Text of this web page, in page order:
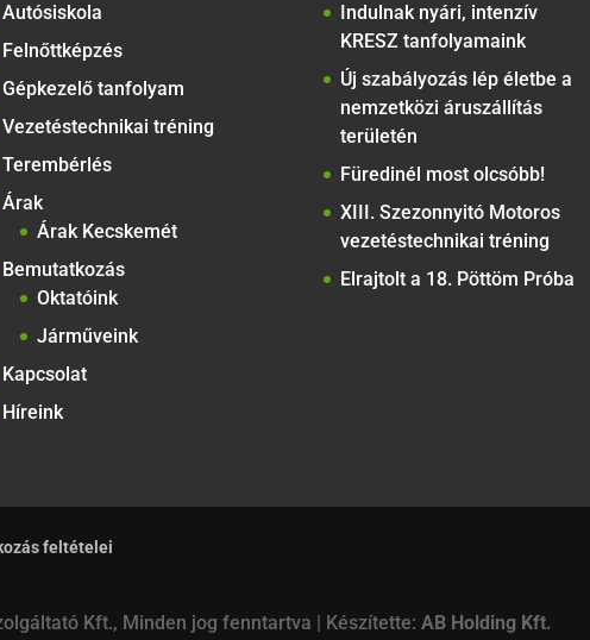
Autósiskola
Felnőttképzés
Gépkezelő tanfolyam
Vezetéstechnikai tréning
Terembérlés
Árak
Árak Kecskemét
Bemutatkozás
Oktatóink
Járműveink
Kapcsolat
Híreink
Indulnak nyári, intenzív
KRESZ tanfolyamaink
Új szabályozás lép életbe a
nemzetközi áruszállítás
területén
Füredinél most olcsóbb!
XIII. Szezonnyitó Motoros
vezetéstechnikai tréning
Elrajtolt a 18. Pöttöm Próba
feltételei
Kft., Minden jog fenntartva | Készítette:AB Holding Kft.